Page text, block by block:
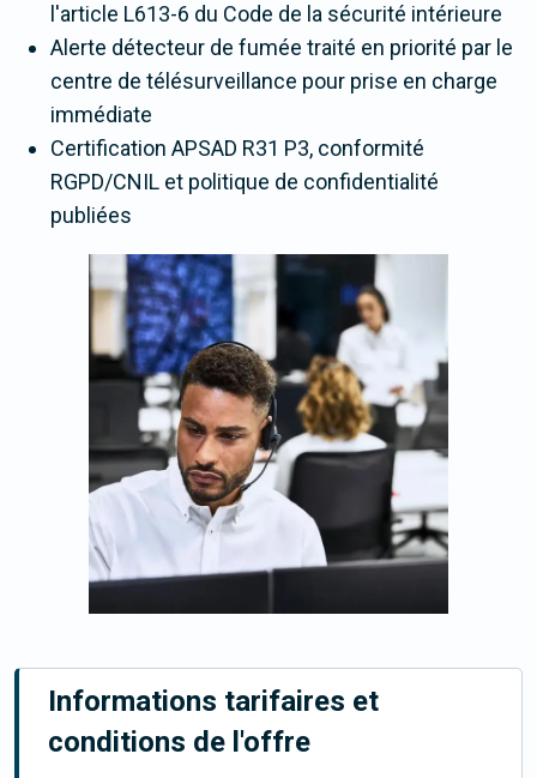
l'article L613-6 du Code de la sécurité intérieure
Alerte détecteur de fumée traité en priorité par le
centre de télésurveillance pour prise en charge
immédiate
Certification APSAD R31 P3, conformité
RGPD/CNIL et politique de confidentialité
publiées
Informations tarifaires et
conditions de l'offre